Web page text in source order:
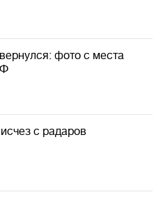
фото с места
с радаров